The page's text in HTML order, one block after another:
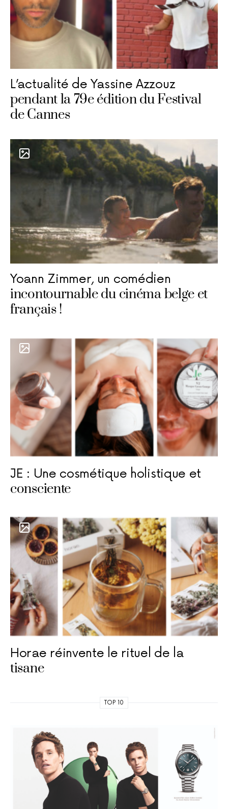
L’actualité de Yassine Azzouz
pendant la 79e édition du Festival
de Cannes
Yoann Zimmer, un comédien
incontournable du cinéma belge et
français !
JE : Une cosmétique holistique et
consciente
Horae réinvente le rituel de la
tisane
TOP 10